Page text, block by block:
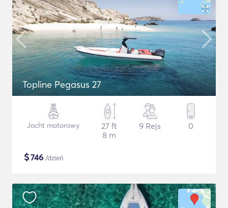
Topline Pegasus 27
Jacht motorowy
27 ft
8 m
9 Rejs 0
$746 /dzień